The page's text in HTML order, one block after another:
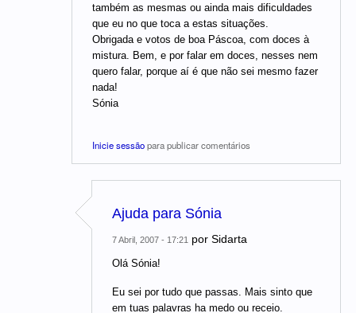
também as mesmas ou ainda mais dificuldades
que eu no que toca a estas situações.
Obrigada e votos de boa Páscoa, com doces à
mistura. Bem, e por falar em doces, nesses nem
quero falar, porque aí é que não sei mesmo fazer
nada!
Sónia
Inicie sessãopara publicar comentários
Ajuda para Sónia
7 Abril, 2007 - 17:21 por Sidarta
Olá Sónia!
Eu sei por tudo que passas. Mais sinto que
em tuas palavras ha medo ou receio.